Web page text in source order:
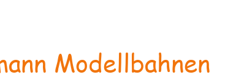
Modellbahnen